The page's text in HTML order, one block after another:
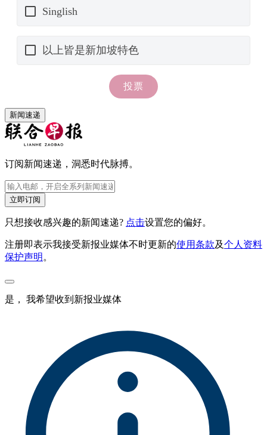
新闻速递
订阅新闻速递，洞悉时代脉搏。
立即订阅
只想接收感兴趣的新闻速递? 点击设置您的偏好。
注册即表示我接受新报业媒体不时更新的使用条款及个人资料
保护声明 。
是， 我希望收到新报业媒体